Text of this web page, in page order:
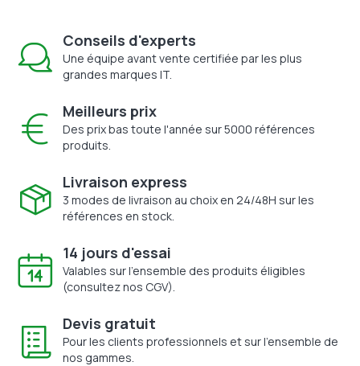
Conseils d'experts
Une équipe avant vente certifiée par les plus
grandes marques IT.
Meilleurs prix
Des prix bas toute l'année sur 5000 références
produits.
Livraison express
3 modes de livraison au choix en 24/48H sur les
références en stock.
14 jours d'essai
Valables sur l'ensemble des produits éligibles
(consultez nos CGV).
Devis gratuit
Pour les clients professionnels et sur l'ensemble de
nos gammes.